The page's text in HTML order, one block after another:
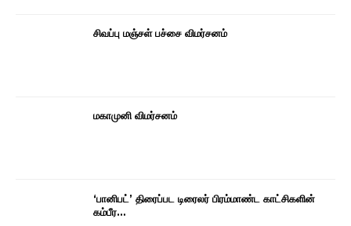
சிவப்பு மஞ்சள் பச்சை விமர்சனம்
மகாமுனி விமர்சனம்
‘பானிபட்’ திரைப்பட டிரைலர் பிரம்மாண்ட காட்சிகளின்
கம்பீர…